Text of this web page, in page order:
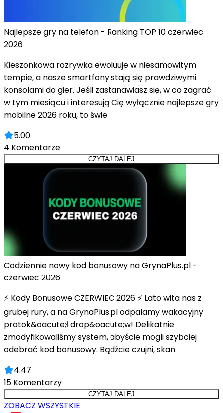
Najlepsze gry na telefon - Ranking TOP 10 czerwiec
2026
Kieszonkowa rozrywka ewoluuje w niesamowitym
tempie, a nasze smartfony stają się prawdziwymi
konsolami do gier. Jeśli zastanawiasz się, w co zagrać
w tym miesiącu i interesują Cię wyłącznie najlepsze gry
mobilne 2026 roku, to świe
5.00
4 Komentarze
CZYTAJ DALEJ
Codziennie nowy kod bonusowy na GrynaPlus.pl -
czerwiec 2026
⚡ Kody Bonusowe CZERWIEC 2026 ⚡ Lato wita nas z
grubej rury, a na GrynaPlus.pl odpalamy wakacyjny
protok&oacute;ł drop&oacute;w! Delikatnie
zmodyfikowaliśmy system, abyście mogli szybciej
odebrać kod bonusowy. Bądźcie czujni, skan
4.47
15 Komentarzy
CZYTAJ DALEJ
ZOBACZ WSZYSTKIE